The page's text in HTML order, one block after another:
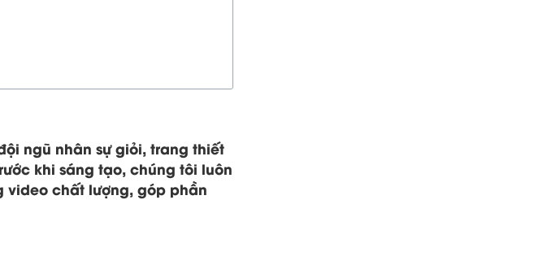
ngũ nhân sự giỏi, trang thiết
khi sáng tạo, chúng tôi luôn
video chất lượng, góp phần